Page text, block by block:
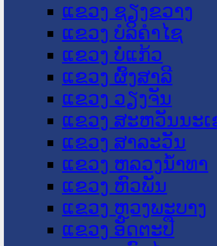
ແຂວງ ຊຽງຂວາງ
ແຂວງ ບໍລິຄໍາໄຊ
ແຂວງ ບໍ່ແກ້ວ
ແຂວງ ຜົ້ງສາລີ
ແຂວງ ວຽງຈັນ
ແຂວງ ສະຫວັນນະ
ແຂວງ ສາລະວັນ
ແຂວງ ຫລວງນໍ້າທາ
ແຂວງ ຫົວພັນ
ແຂວງ ຫຼວງພະບາງ
ແຂວງ ອັດຕະປື